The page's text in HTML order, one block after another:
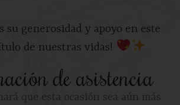
su generosidad y apoyo en este
de nuestras vidas!
de asistencia
que esta ocasión sea aún más